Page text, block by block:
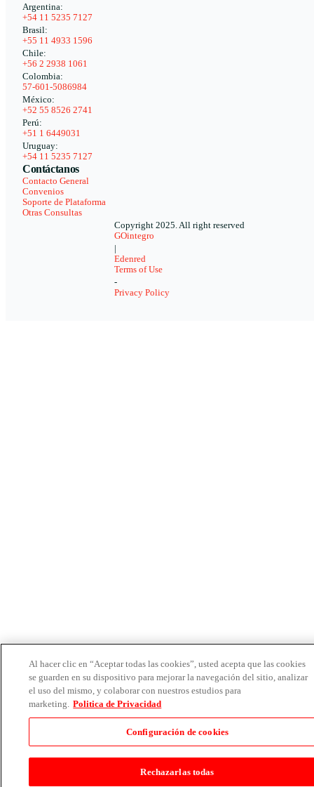
Argentina:
+54 11 5235 7127
Brasil:
+55 11 4933 1596
Chile:
+56 2 2938 1061
Colombia:
57-601-5086984
México:
+52 55 8526 2741
Perú:
+51 1 6449031
Uruguay:
+54 11 5235 7127
Contáctanos
Contacto General
Convenios
Soporte de Plataforma
Otras Consultas
Copyright 2025. All right reserved
GOintegro
Edenred
Terms of Use
-
Privacy Policy
Al hacer clic en “Aceptar todas las cookies”, usted acepta que las cookies
se guarden en su dispositivo para mejorar la navegación del sitio, analizar
el uso del mismo, y colaborar con nuestros estudios para
marketing. Politica de Privacidad
Configuración de cookies
Rechazarlas todas